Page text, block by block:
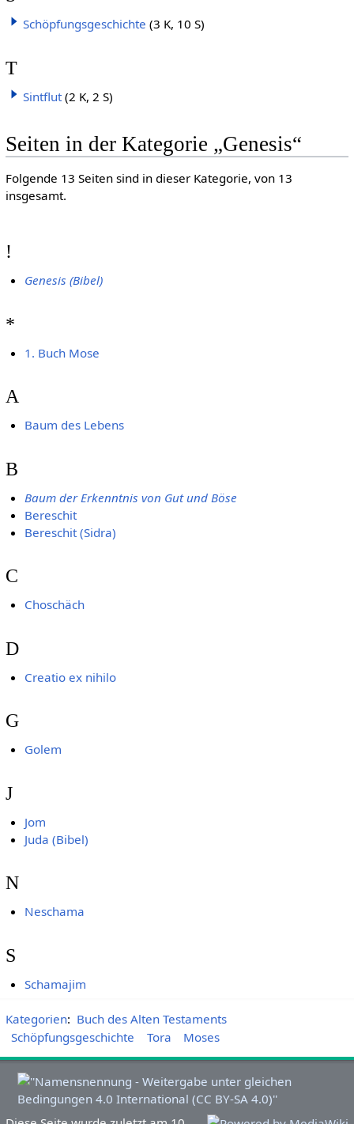
Schöpfungsgeschichte (3 K, 10 S)
T
Sintflut (2 K, 2 S)
Seiten in der Kategorie „Genesis“
Folgende 13 Seiten sind in dieser Kategorie, von 13
insgesamt.
!
Genesis (Bibel)
*
1. Buch Mose
A
Baum des Lebens
B
Baum der Erkenntnis von Gut und Böse
Bereschit
Bereschit (Sidra)
C
Choschäch
D
Creatio ex nihilo
G
Golem
J
Jom
Juda (Bibel)
N
Neschama
S
Schamajim
Kategorien: Buch des Alten Testaments
Schöpfungsgeschichte
Tora Moses